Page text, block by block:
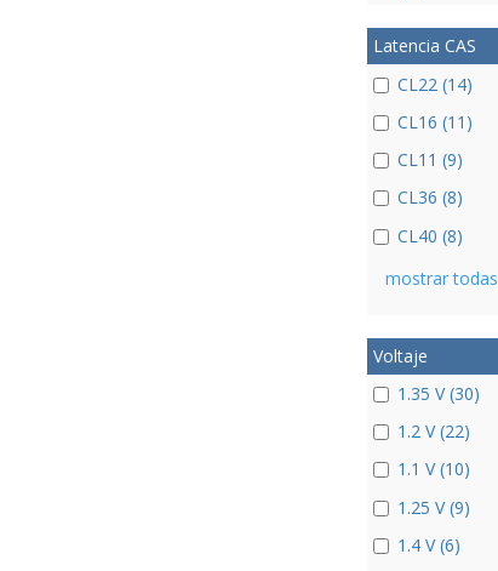
Latencia CAS
CL22 (14)
CL16 (11)
CL11 (9)
CL36 (8)
CL40 (8)
mostrar todas
Voltaje
1.35 V (30)
1.2 V (22)
1.1 V (10)
1.25 V (9)
1.4 V (6)